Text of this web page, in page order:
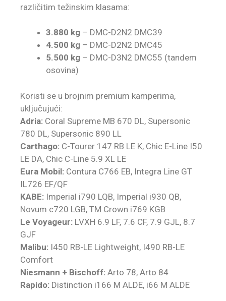
različitim težinskim klasama:
3.880 kg – DMC-D2N2 DMC39
4.500 kg – DMC-D2N2 DMC45
5.500 kg – DMC-D3N2 DMC55 (tandem
osovina)
Koristi se u brojnim premium kamperima,
uključujući:
Adria: Coral Supreme MB 670 DL, Supersonic
780 DL, Supersonic 890 LL
Carthago: C-Tourer 147 RB LE K, Chic E-Line I50
LE DA, Chic C-Line 5.9 XL LE
Eura Mobil: Contura C766 EB, Integra Line GT
IL726 EF/QF
KABE: Imperial i790 LQB, Imperial i930 QB,
Novum c720 LGB, TM Crown i769 KGB
Le Voyageur: LVXH 6.9 LF, 7.6 CF, 7.9 GJL, 8.7
GJF
Malibu: I450 RB-LE Lightweight, I490 RB-LE
Comfort
Niesmann + Bischoff: Arto 78, Arto 84
Rapido: Distinction i166 M ALDE, i66 M ALDE